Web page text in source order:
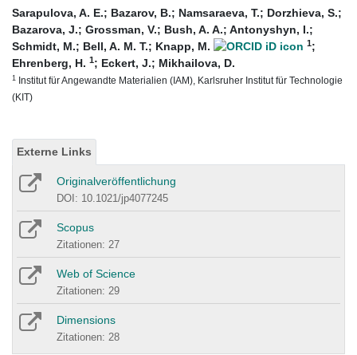
Sarapulova, A. E.; Bazarov, B.; Namsaraeva, T.; Dorzhieva, S.;
Bazarova, J.; Grossman, V.; Bush, A. A.; Antonyshyn, I.;
Schmidt, M.; Bell, A. M. T.; Knapp, M. 1;
Ehrenberg, H. 1; Eckert, J.; Mikhailova, D.
1 Institut für Angewandte Materialien (IAM), Karlsruher Institut für Technologie
(KIT)
Externe Links
Originalveröffentlichung
DOI: 10.1021/jp4077245
Scopus
Zitationen: 27
Web of Science
Zitationen: 29
Dimensions
Zitationen: 28